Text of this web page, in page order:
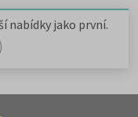
nabídky jako první.